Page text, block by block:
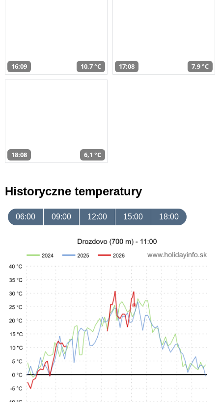
16:09 10,7 °C 17:08 7,9 °C
18:08 6,1 °C
Historyczne temperatury
06:00 09:00 12:00 15:00 18:00